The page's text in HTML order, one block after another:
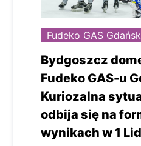
Fudeko GAS Gdańsk
Bydgoszcz
Fudeko GAS-u
Kuriozalna
odbija się na
wynikach w 1